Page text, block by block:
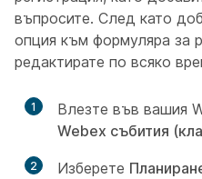
въпросите. След като
опция към формуляра за
редактирате по всяко
1
Влезте във вашия
Webex събития
2 Изберете